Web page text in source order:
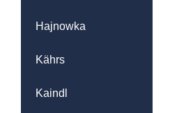
Hajnowka
Kährs
Kaindl